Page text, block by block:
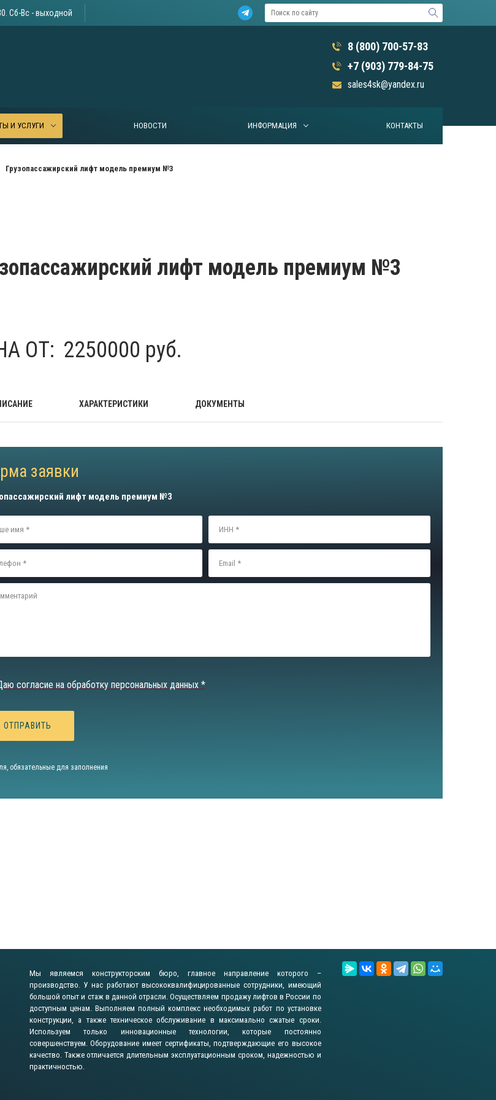
Сб-Вс - выходной
8 (800) 700-57-83
+7 (903) 779-84-75
sales4sk@yandex.ru
И УСЛУГИ НОВОСТИ ИНФОРМАЦИЯ КОНТАКТЫ
Грузопассажирский лифт модель премиум №3
лифт модель премиум №3
ОТ: 2250000 руб.
ХАРАКТЕРИСТИКИ ДОКУМЕНТЫ
заявки
лифт модель премиум №3
согласие на обработку персональных данных *
обязательные для заполнения
Мы являемся конструкторским бюро, главное направление которого –
производство. У нас работают высококвалифицированные сотрудники, имеющий
большой опыт и стаж в данной отрасли. Осуществляем продажу лифтов в России по
доступным ценам. Выполняем полный комплекс необходимых работ по установке
конструкции, а также техническое обслуживание в максимально сжатые сроки.
Используем только инновационные технологии, которые постоянно
совершенствуем. Оборудование имеет сертификаты, подтверждающие его высокое
качество. Также отличается длительным эксплуатационным сроком, надежностью и
практичностью.